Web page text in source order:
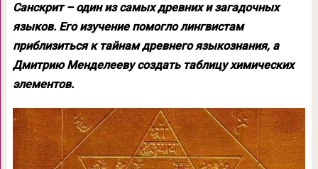
Санскрит – один из самых древних и загадочных
языков. Его изучение помогло лингвистам
приблизиться к тайнам древнего языкознания, а
Дмитрию Менделееву создать таблицу химических
элементов.